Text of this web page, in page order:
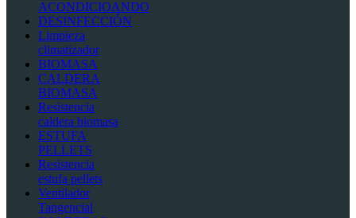
ACONDICIOANDO
DESINFECCIÓN
Limpieza
climatizador
BIOMASA
CALDERA
BIOMASA
Resistencia
caldera biomasa
ESTUFA
PELLETS
Resistencia
estufa pellets
Ventilador
Tangencial